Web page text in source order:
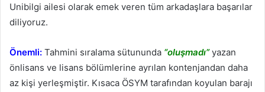
Unibilgi ailesi olarak emek veren tüm arkadaşlara başarılar
diliyoruz.
Önemli: Tahmini sıralama sütununda “oluşmadı”yazan
önlisans ve lisans bölümlerine ayrılan kontenjandan daha
az kişi yerleşmiştir. Kısaca ÖSYM tarafından koyulan barajı